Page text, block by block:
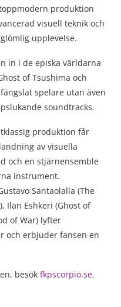
produktion
visuell teknik och
upplevelse.
in i de episka världarna
of Tsushima och
spelare utan även
soundtracks.
produktion får
av visuella
och en stjärnensemble
instrument.
Santaolalla (The
Ilan Eshkeri (Ghost of
of War) lyfter
och erbjuder fansen en
besök fkpscorpio.se.